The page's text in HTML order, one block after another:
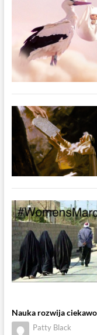
Nauka rozwija
Patty Black